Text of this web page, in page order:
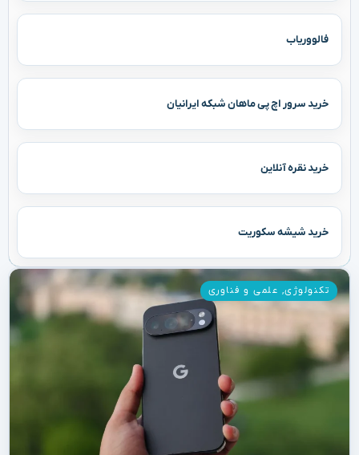
فالووریاب
خرید سرور اچ پی ماهان شبکه ایرانیان
خرید نقره آنلاین
خرید شیشه سکوریت
تکنولوژی, علمی و فناوری